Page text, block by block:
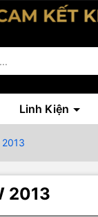
Linh Kiện
2013
2013